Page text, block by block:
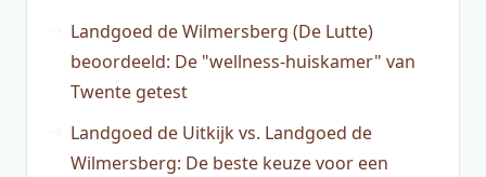
Landgoed de Wilmersberg (De Lutte)
beoordeeld: De "wellness-huiskamer" van
Twente getest
Landgoed de Uitkijk vs. Landgoed de
Wilmersberg: De beste keuze voor een